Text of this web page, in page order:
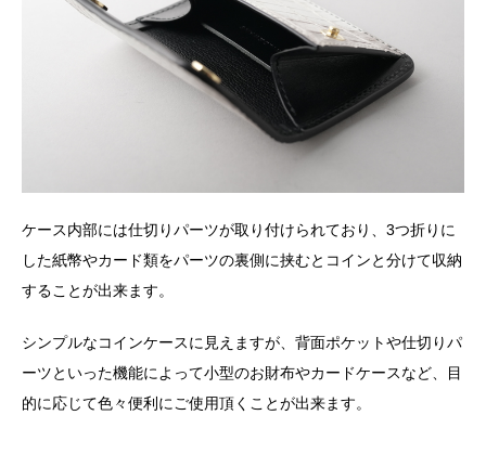
ケース内部には仕切りパーツが取り付けられており、3つ折りに
した紙幣やカード類をパーツの裏側に挟むとコインと分けて収納
することが出来ます。
シンプルなコインケースに見えますが、背面ポケットや仕切りパ
ーツといった機能によって小型のお財布やカードケースなど、目
的に応じて色々便利にご使用頂くことが出来ます。